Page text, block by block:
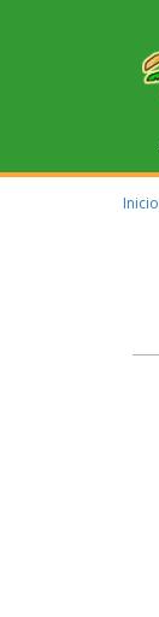
Inicio